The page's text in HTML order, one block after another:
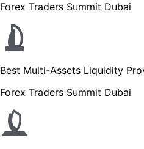
Forex Traders Summit Dubai
Best Multi-Assets Liquidity
Forex Traders Summit Dubai